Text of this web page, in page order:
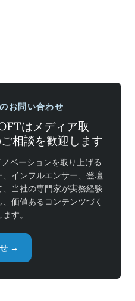
お問い合わせ
はメディア取
相談を歓迎します
ベーションを取り上げる
インフルエンサー、登壇
当社の専門家が実務経験
価値あるコンテンツづく
す。
→